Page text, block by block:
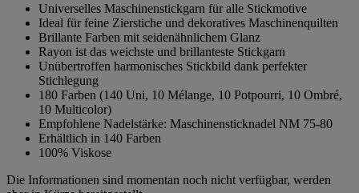
Universelles Maschinenstickgarn für alle Stickmotive
Ideal für feine Zierstiche und dekoratives Maschinenquilten
Brillante Farben mit seidenähnlichem Glanz
Rayon ist das weichste und brillanteste Stickgarn
Unübertroffen harmonisches Stickbild dank perfekter
Stichlegung
180 Farben (140 Uni, 10 Mélange, 10 Potpourri, 10 Ombré,
10 Multicolor)
Empfohlene Nadelstärke: Maschinensticknadel NM 75-80
Erhältlich in 140 Farben
100% Viskose
Die Informationen sind momentan noch nicht verfügbar, werden